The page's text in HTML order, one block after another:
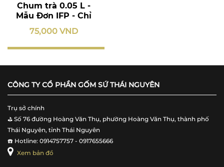
Chum trà 0.05 L -
Mẫu Đơn IFP - Chỉ
75,000 VND
CÔNG TY CỔ PHẦN GỐM SỨ THÁI NGUYÊN
Trụ sở chính
⛳️ Số 76 đường Hoàng Văn Thụ, phường Hoàng Văn Thụ, thành phố
Thái Nguyên, tỉnh Thái Nguyên
☎️ Hotline: 0914757757 - 0917655666
Xem bản đồ